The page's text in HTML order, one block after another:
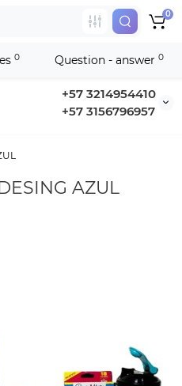
+57 3214954410
+57 3156796957
0
AZUL
0 Question - answer 0